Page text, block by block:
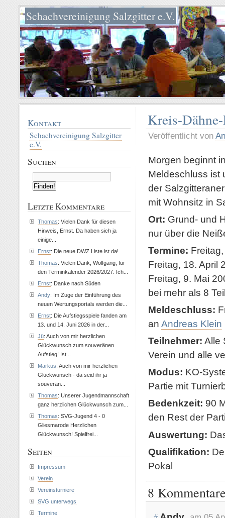
Schachvereinigung Salzgitter e.V.
Kreis-
Veröffentlicht von
Morgen beginnt
Meldeschluss ist
der
mit Wohnsitz in
Ort: Grund- und
nur über die
Termine:
Freitag, 18. April
Freitag, 9. Mai
bei mehr als 8
Meldeschluss:
an Andreas Klein
Teilnehmer: Alle
Verein und alle
Modus: KO-
Partie mit
Bedenkzeit: 90
den Rest der
Auswertung:
Qualifikation:
Pokal
8
Kontakt
Schachvereinigung Salzgitter
e.V.
Suchen
Letzte Kommentare
Thomas: Vielen Dank für diesen
Hinweis, Ernst. Da haben sich ja
einige...
Ernst: Die neue DWZ Liste ist da!
Thomas: Vielen Dank, Wolfgang, für
den Terminkalender 2026/2027. Ich...
Ernst: Danke nach Süden
Andy: Im Zuge der Einführung des
neuen Wertungsportals werden die...
Ernst: Die Aufstiegsspiele fanden am
13. und 14. Juni 2026 in der...
Jü: Auch von mir herzlichen
Glückwunsch zum souveränen
Aufstieg! Ist...
Markus: Auch von mir herzlichen
Glückwunsch - da seid ihr ja
souverän...
Thomas: Unserer Jugendmannschaft
ganz herzlichen Glückwunsch zum...
Thomas: SVG-Jugend 4 - 0
Gliesmarode Herzlichen
Glückwunsch! Spielfrei...
Seiten
Impressum
Verein
Vereinsturniere
SVG unterwegs
Termine